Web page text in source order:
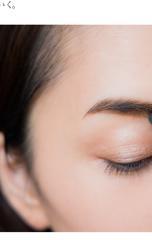
自由でしなやかに生きるハイエンドな大人達におくる、
載のメディア。
。